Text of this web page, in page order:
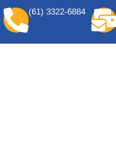
(61) 3322-6884